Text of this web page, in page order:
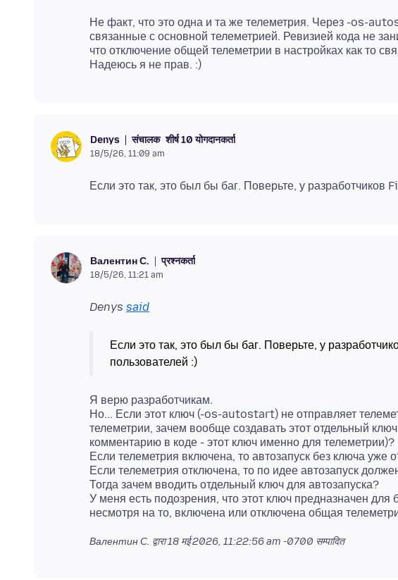
Не факт, что это одна и та же телеметрия. Через -os-
связанные с основной телеметрией. Ревизией кода не
что отключение общей телеметрии в настройках как то
Denys संचालक शीर्ष 10 योगदानकर्ता
18/5/26, 11:09 am
Валентин С. प्रश्नकर्ता
18/5/26, 11:21 am
Denys said
Если это так, это был бы баг. Поверьте, у
Я верю разработчикам.
Но... Если этот ключ (-os-autostart) не отправляет
телеметрии, зачем вообще создавать этот отдельный
комментарию в коде - этот ключ именно для телеметрии)?
Если телеметрия включена, то автозапуск без ключа уже
Если телеметрия отключена, то по идее автозапуск
Тогда зачем вводить отдельный ключ для автозапуска?
У меня есть подозрения, что этот ключ предназначен для
Валентин С. द्वारा18 मई 2026, 11:22:56 am -0700 सम्पादित